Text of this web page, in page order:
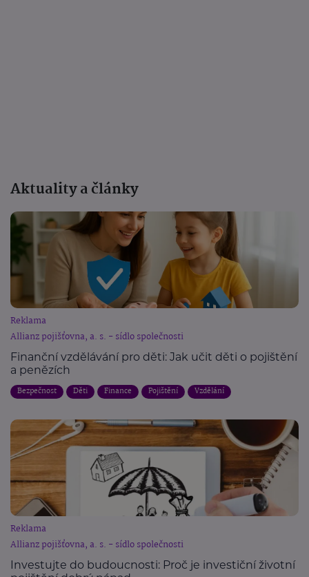
Aktuality a články
Reklama
Allianz pojišťovna, a. s. - sídlo společnosti
Finanční vzdělávání pro děti: Jak učit děti o pojištění
a penězích
Bezpečnost Děti Finance Pojištění Vzdělání
Reklama
Allianz pojišťovna, a. s. - sídlo společnosti
Investujte do budoucnosti: Proč je investiční životní